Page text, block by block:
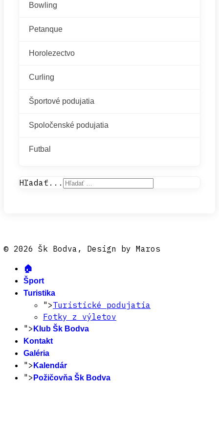
Bowling
Petanque
Horolezectvo
Curling
Športové podujatia
Spoločenské podujatia
Futbal
Hľadať...
© 2026 Šk Bodva, Design by Maros
🏠
Šport
Turistika
">Turistické podujatia
Fotky z výletov
"> Klub Šk Bodva
Kontakt
Galéria
"> Kalendár
"> Požičovňa Šk Bodva